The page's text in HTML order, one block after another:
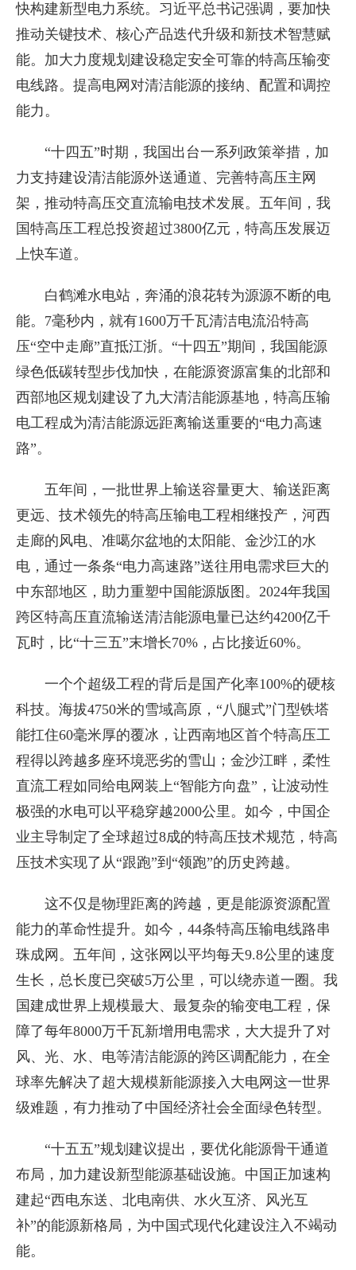
快构建新型电力系统。习近平总书记强调，要加快
推动关键技术、核心产品迭代升级和新技术智慧赋
能。加大力度规划建设稳定安全可靠的特高压输变
电线路。提高电网对清洁能源的接纳、配置和调控
能力。
“十四五”时期，我国出台一系列政策举措，加
力支持建设清洁能源外送通道、完善特高压主网
架，推动特高压交直流输电技术发展。五年间，我
国特高压工程总投资超过3800亿元，特高压发展迈
上快车道。
白鹤滩水电站，奔涌的浪花转为源源不断的电
能。7毫秒内，就有1600万千瓦清洁电流沿特高
压“空中走廊”直抵江浙。“十四五”期间，我国能源
绿色低碳转型步伐加快，在能源资源富集的北部和
西部地区规划建设了九大清洁能源基地，特高压输
电工程成为清洁能源远距离输送重要的“电力高速
路”。
五年间，一批世界上输送容量更大、输送距离
更远、技术领先的特高压输电工程相继投产，河西
走廊的风电、准噶尔盆地的太阳能、金沙江的水
电，通过一条条“电力高速路”送往用电需求巨大的
中东部地区，助力重塑中国能源版图。2024年我国
跨区特高压直流输送清洁能源电量已达约4200亿千
瓦时，比“十三五”末增长70%，占比接近60%。
一个个超级工程的背后是国产化率100%的硬核
科技。海拔4750米的雪域高原，“八腿式”门型铁塔
能扛住60毫米厚的覆冰，让西南地区首个特高压工
程得以跨越多座环境恶劣的雪山；金沙江畔，柔性
直流工程如同给电网装上“智能方向盘”，让波动性
极强的水电可以平稳穿越2000公里。如今，中国企
业主导制定了全球超过8成的特高压技术规范，特高
压技术实现了从“跟跑”到“领跑”的历史跨越。
这不仅是物理距离的跨越，更是能源资源配置
能力的革命性提升。如今，44条特高压输电线路串
珠成网。五年间，这张网以平均每天9.8公里的速度
生长，总长度已突破5万公里，可以绕赤道一圈。我
国建成世界上规模最大、最复杂的输变电工程，保
障了每年8000万千瓦新增用电需求，大大提升了对
风、光、水、电等清洁能源的跨区调配能力，在全
球率先解决了超大规模新能源接入大电网这一世界
级难题，有力推动了中国经济社会全面绿色转型。
“十五五”规划建议提出，要优化能源骨干通道
布局，加力建设新型能源基础设施。中国正加速构
建起“西电东送、北电南供、水火互济、风光互
补”的能源新格局，为中国式现代化建设注入不竭动
能。